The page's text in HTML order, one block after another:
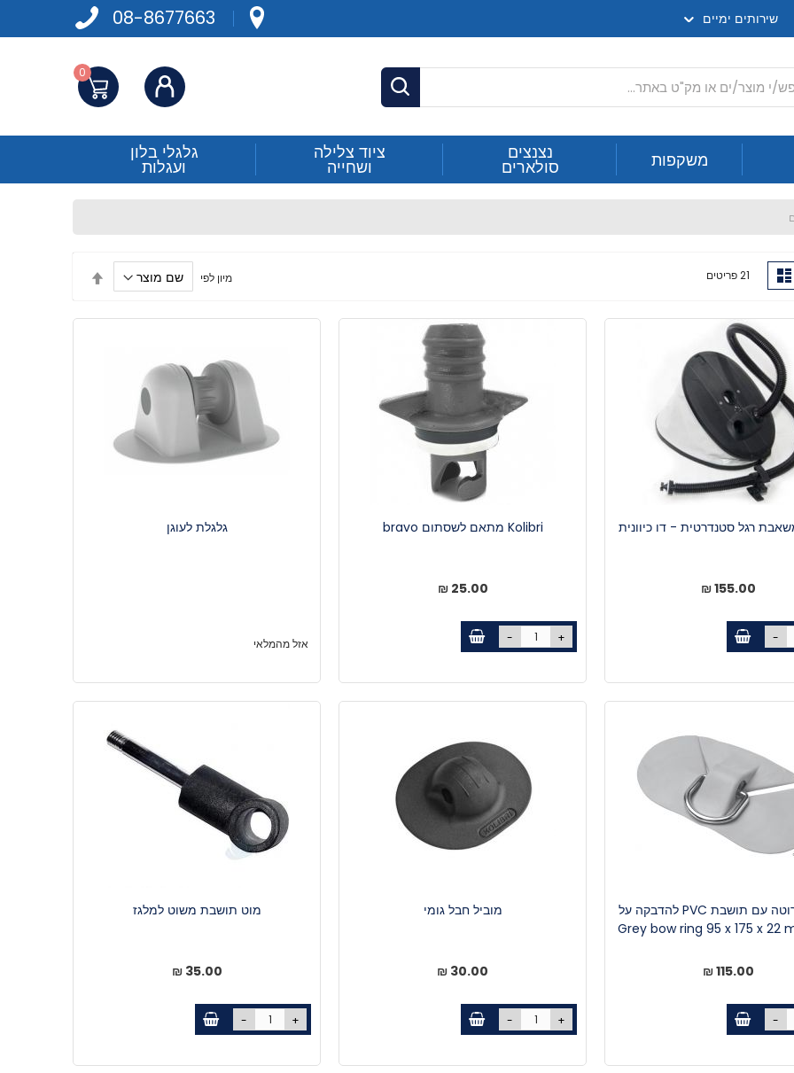
08-8677663 שירותים ימיים
חפש
התחברות 0
משקפות נצנצים
סולארים
ציוד צלילה
ושחייה
גלגלי בלון
ועגלות
רשימה21פריטים מיון לפי
יורד
155.00 ₪
-
Kolibri מתאם לשסתום bravo
25.00 ₪
- +
גלגלת לעוגן
אזל מהמלאי
טבעת נירוטה עם תושבת PVC להדבקה על
115.00 ₪
-
מוביל חבל גומי
30.00 ₪
- +
מוט תושבת משוט למלגז
35.00 ₪
- +